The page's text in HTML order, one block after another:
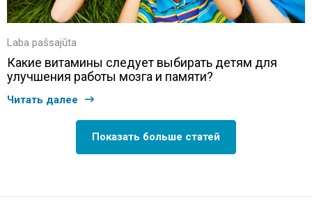
Laba pašsajūta
Какие витамины следует выбирать детям для
улучшения работы мозга и памяти?
Читать далее
Показать больше статей